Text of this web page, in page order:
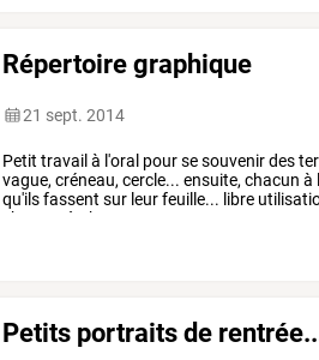
Répertoire graphique
21 sept. 2014
Petit travail à l'oral poursesouvenirdes
vague, créneau, cercle... ensuite, chacun à
qu'ilsfassent sur leurfeuille... libre
changer
à chaque
Petits portraits de